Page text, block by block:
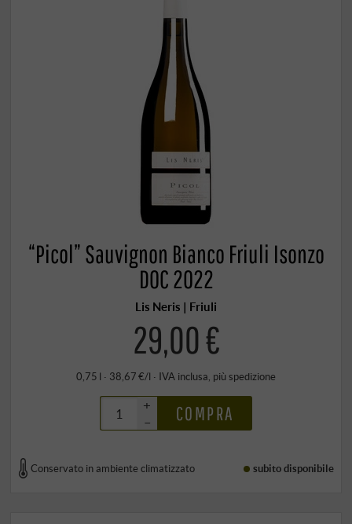
“Picol” Sauvignon Bianco Friuli Isonzo
DOC 2022
Lis Neris | Friuli
29,00 €
0,75 l · 38,67 €/l · IVA inclusa, più spedizione
+
–
COMPRA
Conservato in ambiente climatizzato subito disponibile